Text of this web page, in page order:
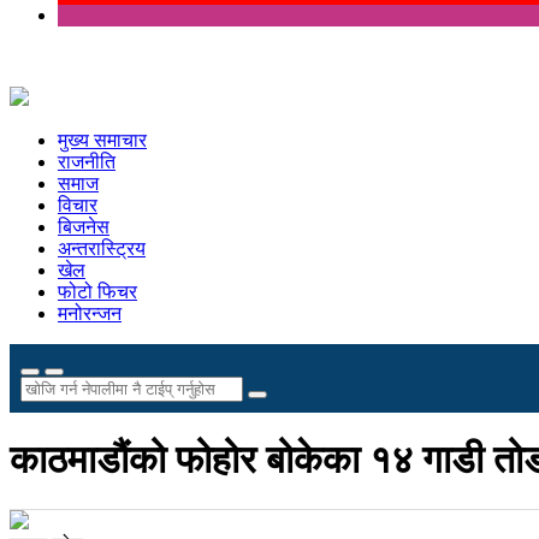
मुख्य समाचार
राजनीति
समाज
विचार
बिजनेस
अन्तरास्ट्रिय
खेल
फोटो फिचर
मनोरन्जन
काठमाडौंको फोहोर बोकेका १४ गाडी